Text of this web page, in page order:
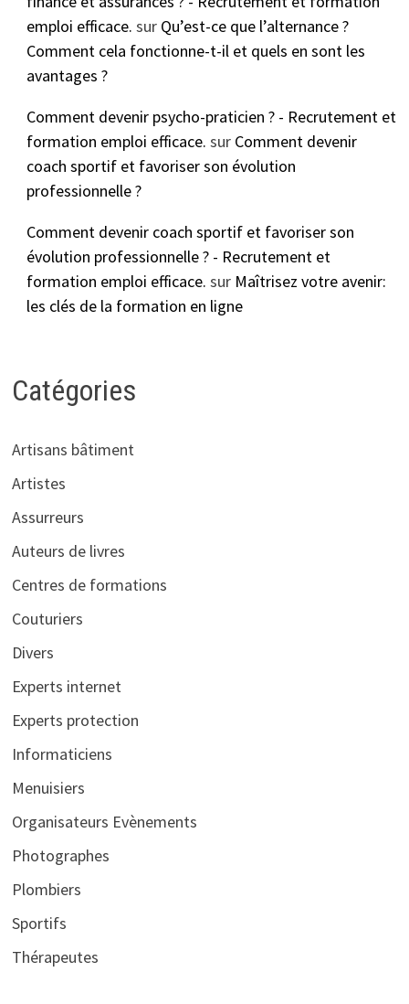
emploi efficace. sur Qu’est-ce que l’alternance ?
Comment cela fonctionne-t-il et quels en sont les
avantages ?
Comment devenir psycho-praticien ? - Recrutement et
formation emploi efficace. sur Comment devenir
coach sportif et favoriser son évolution
professionnelle ?
Comment devenir coach sportif et favoriser son
évolution professionnelle ? - Recrutement et
formation emploi efficace. sur Maîtrisez votre avenir:
les clés de la formation en ligne
Catégories
Artisans bâtiment
Artistes
Assurreurs
Auteurs de livres
Centres de formations
Couturiers
Divers
Experts internet
Experts protection
Informaticiens
Menuisiers
Organisateurs Evènements
Photographes
Plombiers
Sportifs
Thérapeutes